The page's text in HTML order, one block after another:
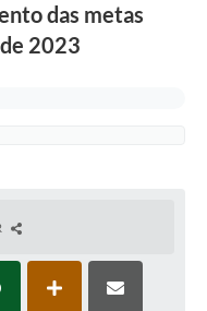
das metas
2023